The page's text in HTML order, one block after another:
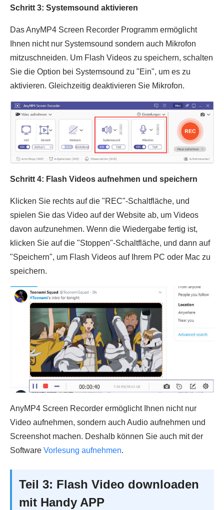
Schritt 3: Systemsound aktivieren
Das AnyMP4 Screen Recorder Programm ermöglicht
Ihnen nicht nur Systemsound sondern auch Mikrofon
mitzuschneiden. Um Flash Videos zu speichern, schalten
Sie die Option bei Systemsound zu "Ein", um es zu
aktivieren. Gleichzeitig deaktivieren Sie Mikrofon.
Schritt 4: Flash Videos aufnehmen und speichern
Klicken Sie rechts auf die "REC"-Schaltfläche, und
spielen Sie das Video auf der Website ab, um Videos
davon aufzunehmen. Wenn die Wiedergabe fertig ist,
klicken Sie auf die "Stoppen"-Schaltfläche, und dann auf
"Speichern", um Flash Videos auf Ihrem PC oder Mac zu
speichern.
AnyMP4 Screen Recorder ermöglicht Ihnen nicht nur
Video aufnehmen, sondern auch Audio aufnehmen und
Screenshot machen. Deshalb können Sie auch mit der
Software Vorlesung aufnehmen.
Teil 3: Flash Video downloaden
mit Handy APP